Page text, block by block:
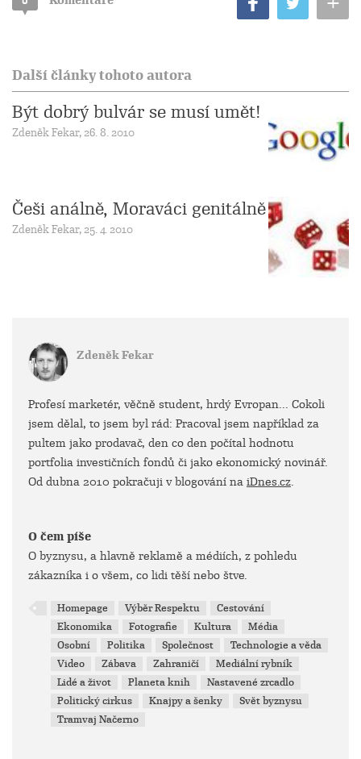
Další články tohoto autora
Být dobrý bulvár se musí umět!
Zdeněk Fekar, 26. 8. 2010
Češi análně, Moraváci genitálně
Zdeněk Fekar, 25. 4. 2010
Zdeněk Fekar
Profesí marketér, věčně student, hrdý Evropan... Cokoli
jsem dělal, to jsem byl rád: Pracoval jsem například za
pultem jako prodavač, den co den počítal hodnotu
portfolia investičních fondů či jako ekonomický novinář.
Od dubna 2010 pokračuji v blogování na iDnes.cz.
O čem píše
O byznysu, a hlavně reklamě a médiích, z pohledu
zákazníka i o všem, co lidi těší nebo štve.
Homepage Výběr Respektu
Cestování
Ekonomika
Fotografie Kultura
Média
Osobní
Politika Společnost
Technologie a věda
Video
Zábava Zahraničí
Mediální rybník
Lidé a život
Planeta knih
Nastavené zrcadlo
Politický cirkus
Knajpy a šenky
Svět byznysu
Tramvaj Načerno